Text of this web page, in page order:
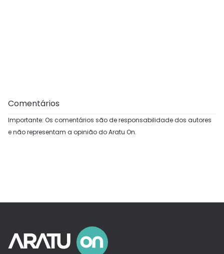
Comentários
Importante: Os comentários são de responsabilidade dos autores
e não representam a opinião do Aratu On.